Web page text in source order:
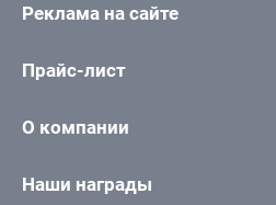
Реклама на сайте
Прайс-лист
О компании
Наши награды